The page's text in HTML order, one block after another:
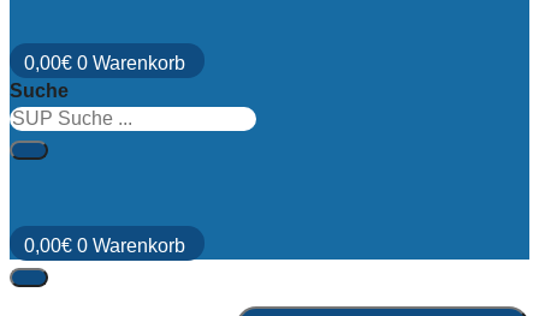
0,00€ 0 Warenkorb
Suche
0,00€ 0 Warenkorb